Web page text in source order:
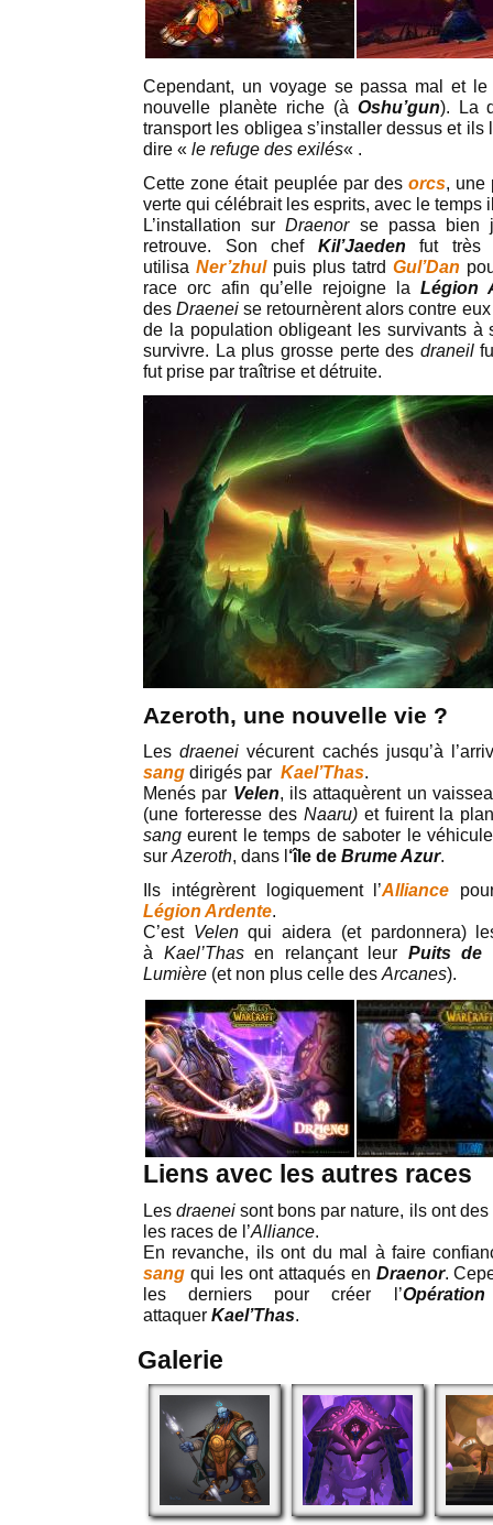
Cependant, un voyage se passa mal et
nouvelle planète riche (à Oshu’gun). La
transport les obligea s’installer dessus et
dire « le refuge des exilés« .
Cette zone était peuplée par des orcs, une
verte qui célébrait les esprits, avec le temps
L’installation surDraenor se passa bien
retrouve. Son chef Kil’Jaeden fut très
utilisa Ner’zhul puis plus tatrd Gul’Dan
race orc afin qu’elle rejoigne la Légion
desDraenei se retournèrent alors contre
de la population obligeant les survivants à
survivre. La plus grosse perte des draneil
fut prise par traîtrise et détruite.
Azeroth, une nouvelle vie ?
Lesdraenei vécurent cachés jusqu’à
sang dirigés par Kael’Thas.
Menés par Velen, ils attaquèrent un
(une forteresse des Naaru)et fuirent la
sang eurent le temps de saboter le
sur Azeroth, dans l ‘île de Brume Azur.
Ils intégrèrent logiquement l’Alliance
Légion Ardente.
C’est Velenqui aidera (et pardonnera)
à Kael’Thasen relançant leur Puits de
Lumière (et non plus celle des Arcanes).
Liens avec les autres races
Lesdraenei sont bons par nature, ils ont
les races de l’Alliance.
En revanche, ils ont du mal à faire
sang qui les ont attaqués en Draenor.
les derniers pour créer l’
attaquer Kael’Thas.
Galerie